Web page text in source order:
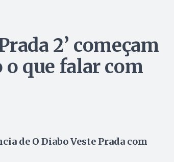
2’ começam
o que falar com
de O Diabo Veste Prada com